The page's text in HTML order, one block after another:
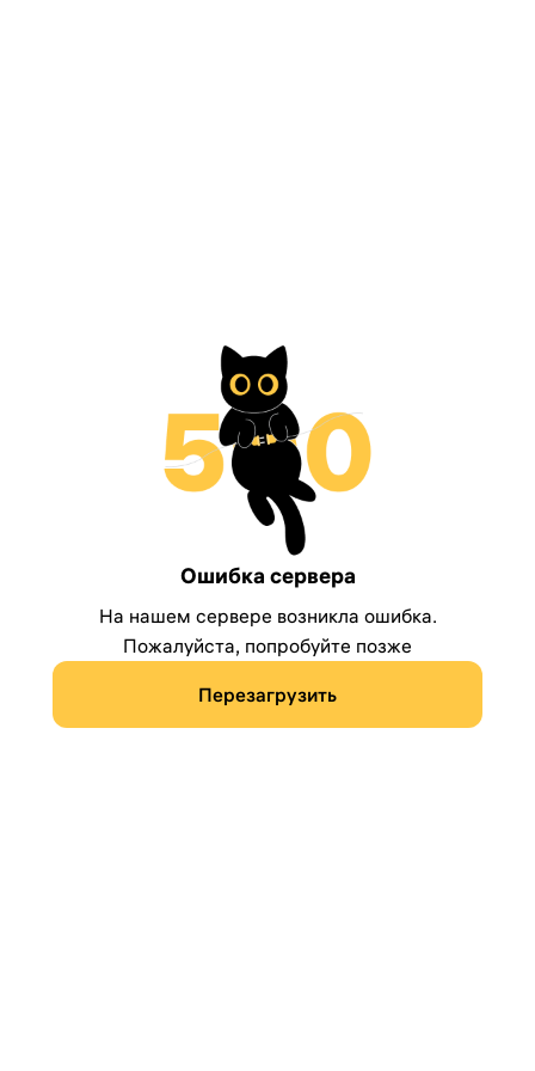
Ошибка сервера
На нашем сервере возникла ошибка.
Пожалуйста, попробуйте позже
Перезагрузить